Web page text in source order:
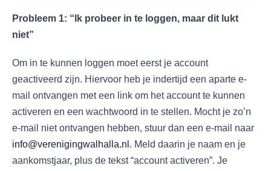
Probleem 1: “Ik probeer in te loggen, maar dit lukt
niet”
Om in te kunnen loggen moet eerst je account
geactiveerd zijn. Hiervoor heb je indertijd een aparte e-
mail ontvangen met een link om het account te kunnen
activeren en een wachtwoord in te stellen. Mocht je zo’n
e-mail niet ontvangen hebben, stuur dan een e-mail naar
info@verenigingwalhalla.nl . Meld daarin je naam en je
aankomstjaar, plus de tekst “account activeren”. Je